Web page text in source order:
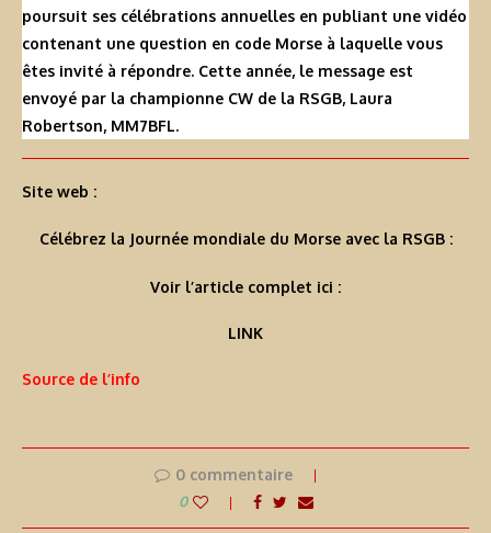
poursuit ses célébrations annuelles en publiant une vidéo
contenant une question en code Morse à laquelle vous
êtes invité à répondre. Cette année, le message est
envoyé par la championne CW de la RSGB, Laura
Robertson, MM7BFL.
Site web :
Célébrez la Journée mondiale du Morse avec la RSGB :
Voir l’article complet ici :
LINK
Source de l’info
0 commentaire
0